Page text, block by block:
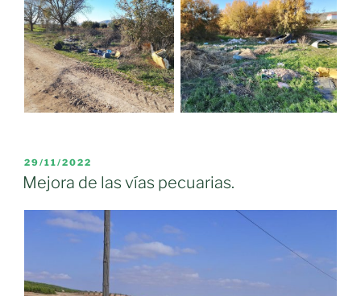
PUBLICADO
EL
29/11/2022
Mejora de las vías pecuarias.